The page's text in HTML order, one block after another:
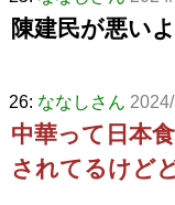
陳建民が悪い
26: ななしさん
中華って日本
されてるけど